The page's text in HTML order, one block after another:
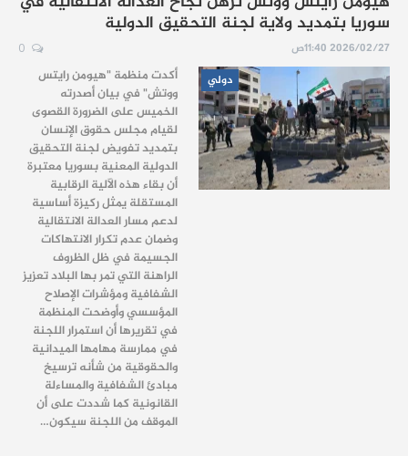
سوريا بتمديد ولاية لجنة التحقيق الدولية
2026/02/27 11:40ص
دولي
أكدت منظمة "هيومن رايتس
ووتش" في بيان أصدرته
الخميس على الضرورة القصوى
لقيام مجلس حقوق الإنسان
بتمديد تفويض لجنة التحقيق
الدولية المعنية بسوريا معتبرة
أن بقاء هذه الآلية الرقابية
المستقلة يمثل ركيزة أساسية
لدعم مسار العدالة الانتقالية
وضمان عدم تكرار الانتهاكات
الجسيمة في ظل الظروف
الراهنة التي تمر بها البلاد تعزيز
الشفافية ومؤشرات الإصلاح
المؤسسي وأوضحت المنظمة
في تقريرها أن استمرار اللجنة
في ممارسة مهامها الميدانية
والحقوقية من شأنه ترسيخ
مبادئ الشفافية والمساءلة
القانونية كما شددت على أن
الموقف من اللجنة سيكون…